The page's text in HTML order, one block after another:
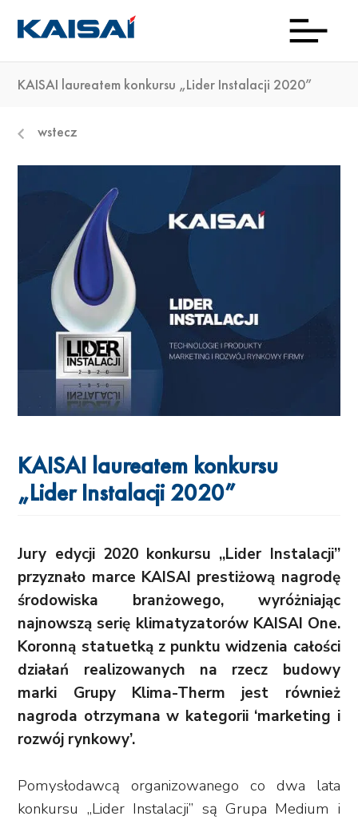
KAISAI laureatem konkursu „Lider Instalacji 2020”
wstecz
KAISAI laureatem konkursu
„Lider Instalacji 2020”
Jury edycji 2020 konkursu „Lider Instalacji”
przyznało marce KAISAI prestiżową nagrodę
środowiska branżowego, wyróżniając
najnowszą serię klimatyzatorów KAISAI One.
Koronną statuetką z punktu widzenia całości
działań realizowanych na rzecz budowy
marki Grupy Klima-Therm jest również
nagroda otrzymana w kategorii ‘marketing i
rozwój rynkowy’.
Pomysłodawcą organizowanego co dwa lata
konkursu „Lider Instalacji” są Grupa Medium i